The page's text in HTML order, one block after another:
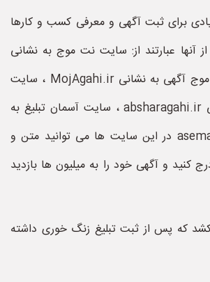
برای ثبت آگهی و معرفی کسب و کارها
آنها عبارتند از: سایت نت موج به نشانی
NetMoj.ir، سایت موج آگهی به نشانی MojAgahi.ir ، سایت
آبشار آگهی به نشانی absharagahi.ir ، سایت آسمان تبلیغ به
نشانی asemantabligh.ir در این سایت ها می توانید متن و
کنید و آگهی خود را به میلیون ها بازدید
که پس از ثبت تبلیغ زنگ خوری داشته